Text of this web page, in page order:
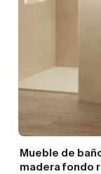
Mueble de
madera fondo